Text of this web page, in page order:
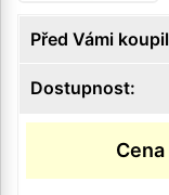
Před Vámi
Dostupnost:
Cena